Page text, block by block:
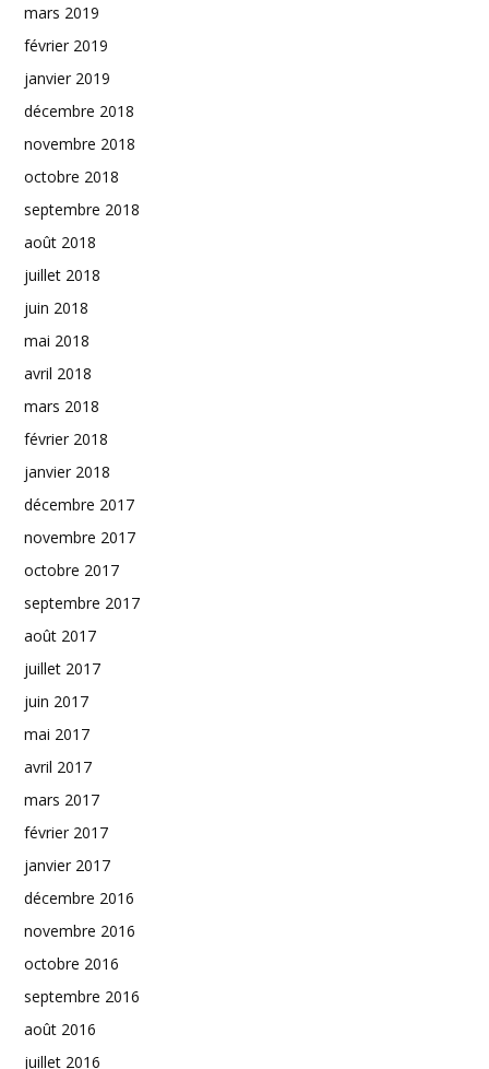
mars 2019
février 2019
janvier 2019
décembre 2018
novembre 2018
octobre 2018
septembre 2018
août 2018
juillet 2018
juin 2018
mai 2018
avril 2018
mars 2018
février 2018
janvier 2018
décembre 2017
novembre 2017
octobre 2017
septembre 2017
août 2017
juillet 2017
juin 2017
mai 2017
avril 2017
mars 2017
février 2017
janvier 2017
décembre 2016
novembre 2016
octobre 2016
septembre 2016
août 2016
juillet 2016